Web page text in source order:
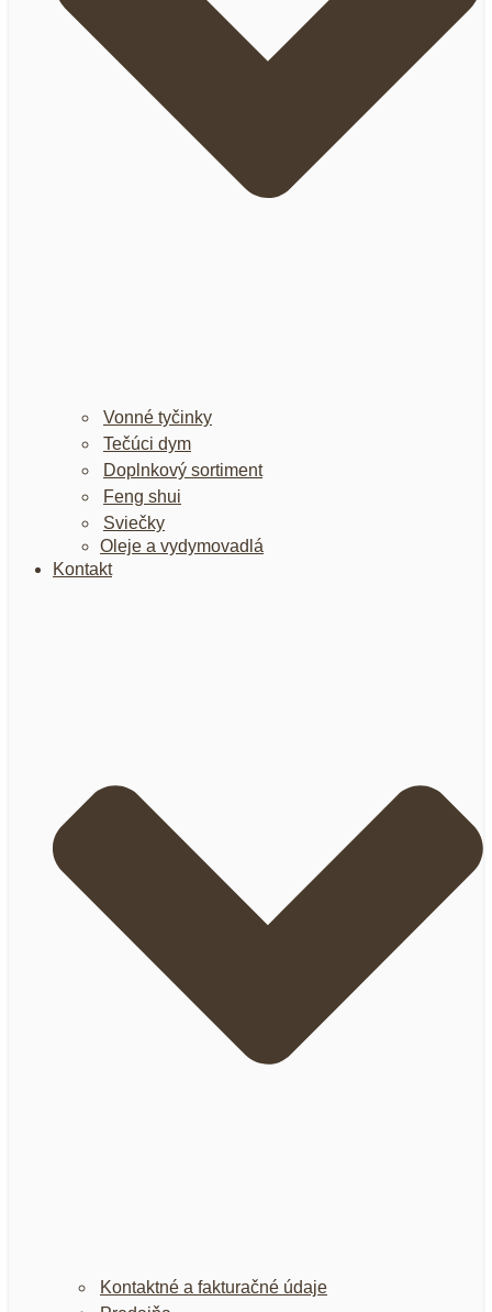
Vonné tyčinky
Tečúci dym
Doplnkový sortiment
Feng shui
Sviečky
Oleje a vydymovadlá
Kontakt
Kontaktné a fakturačné údaje